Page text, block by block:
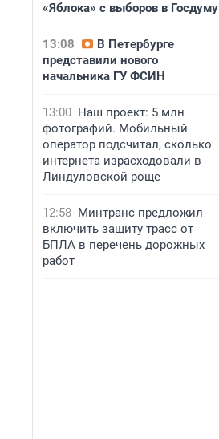
«Яблока» с выборов в Госдуму
13:08
В Петербурге
представили нового
начальника ГУ ФСИН
13:00 Наш проект: 5 млн
фотографий. Мобильный
оператор подсчитал, сколько
интернета израсходовали в
Линдуловской роще
12:58 Минтранс предложил
включить защиту трасс от
БПЛА в перечень дорожных
работ